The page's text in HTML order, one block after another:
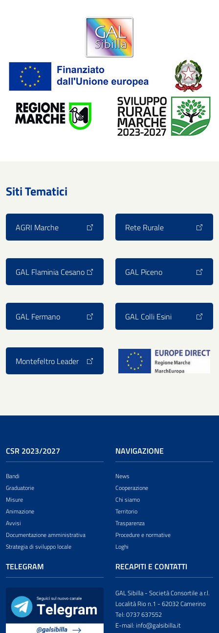
Siti Tematici
AGRI Marche Rete Rurale
GAL Flaminia Cesano GAL Piceno
GAL Fermano GAL Colli Esini
Montefeltro Leader
CSR 2023/2027
Bandi
Graduatorie
Misure
Animazione
Avvisi
Documentazione amministrativa
Strategia di sviluppo locale
NAVIGAZIONE
News
Cooperazione
Chi siamo
Territorio
Trasparenza
Procedure e normative
Loghi
TELEGRAM RECAPITI E CONTATTI
GAL Sibilla - Società Consortile a r.l.
Località Rio n.1 - 62032 Camerino
Tel: 0737 637552
E-mail: info@galsibilla.it